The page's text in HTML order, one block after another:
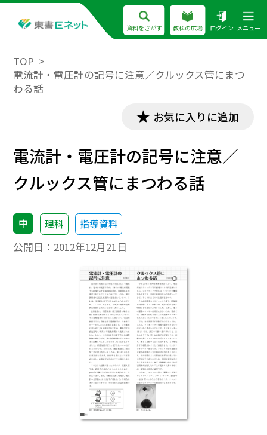
資料をさがす 教科の広場 ログイン メニュー
TOP
電流計・電圧計の記号に注意／クルックス管にまつ
わる話
お気に入りに追加
電流計・電圧計の記号に注意／
クルックス管にまつわる話
中 理科 指導資料
公開日： 2012年12月21日